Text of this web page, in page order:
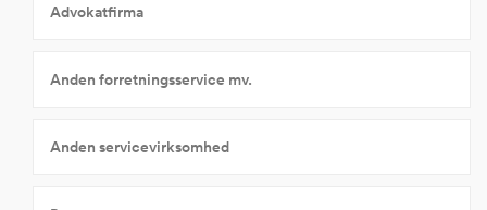
Advokatfirma
Anden forretningsservice mv.
Anden servicevirksomhed